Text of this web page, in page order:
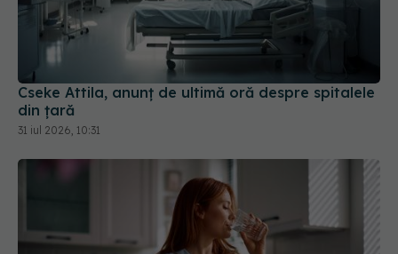
Cseke Attila, anunț de ultimă oră despre spitalele
din țară
31 iul 2026, 10:31